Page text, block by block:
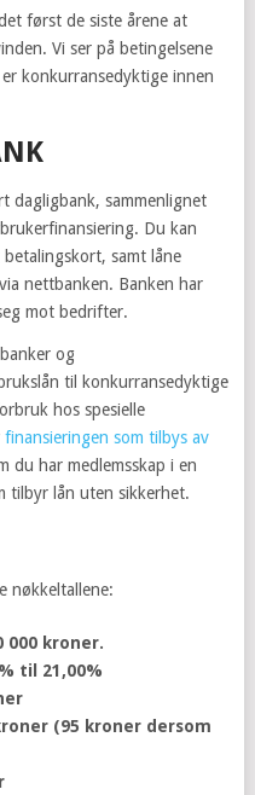
først de siste årene at
Vi ser på betingelsene
konkurransedyktige innen
dagligbank, sammenlignet
Du kan
samt låne
nettbanken. Banken har
mot bedrifter.
og
til konkurransedyktige
hos spesielle
finansieringen som tilbys av
du har medlemsskap i en
tilbyr lån uten sikkerhet.
nøkkeltallene:
000 kroner.
til 21,00%
(95 kroner dersom